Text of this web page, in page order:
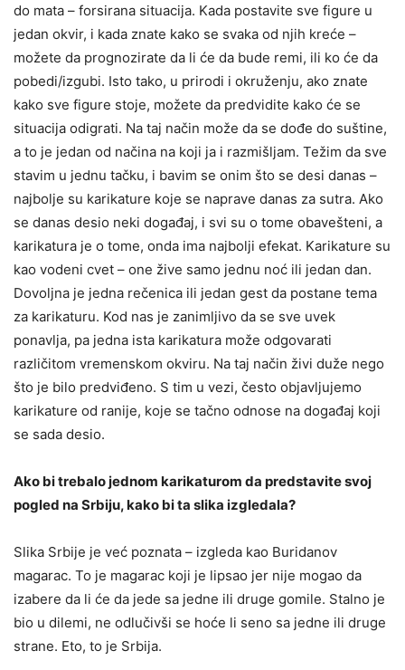
do mata – forsirana situacija. Kada postavite sve figure u
jedan okvir, i kada znate kako se svaka od njih kreće –
možete da prognozirate da li će da bude remi, ili ko će da
pobedi/izgubi. Isto tako, u prirodi i okruženju, ako znate
kako sve figure stoje, možete da predvidite kako će se
situacija odigrati. Na taj način može da se dođe do suštine,
a to je jedan od načina na koji ja i razmišljam. Težim da sve
stavim u jednu tačku, i bavim se onim što se desi danas –
najbolje su karikature koje se naprave danas za sutra. Ako
se danas desio neki događaj, i svi su o tome obavešteni, a
karikatura je o tome, onda ima najbolji efekat. Karikature su
kao vodeni cvet – one žive samo jednu noć ili jedan dan.
Dovoljna je jedna rečenica ili jedan gest da postane tema
za karikaturu. Kod nas je zanimljivo da se sve uvek
ponavlja, pa jedna ista karikatura može odgovarati
različitom vremenskom okviru. Na taj način živi duže nego
što je bilo predviđeno. S tim u vezi, često objavljujemo
karikature od ranije, koje se tačno odnose na događaj koji
se sada desio.
Ako bi trebalo jednom karikaturom da predstavite svoj
pogled na Srbiju, kako bi ta slika izgledala?
Slika Srbije je već poznata – izgleda kao Buridanov
magarac. To je magarac koji je lipsao jer nije mogao da
izabere da li će da jede sa jedne ili druge gomile. Stalno je
bio u dilemi, ne odlučivši se hoće li seno sa jedne ili druge
strane. Eto, to je Srbija.